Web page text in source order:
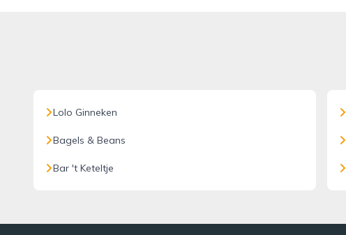
Lolo Ginneken
Bagels & Beans
Bar 't Keteltje